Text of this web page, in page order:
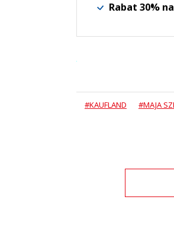
Rabat 30%
#KAUFLAND #MAJA